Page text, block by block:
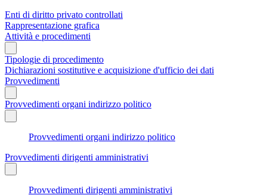
Enti di diritto privato controllati
Rappresentazione grafica
Attività e procedimenti
Tipologie di procedimento
Dichiarazioni sostitutive e acquisizione d'ufficio dei dati
Provvedimenti
Provvedimenti organi indirizzo politico
Provvedimenti organi indirizzo politico
Provvedimenti dirigenti amministrativi
Provvedimenti dirigenti amministrativi